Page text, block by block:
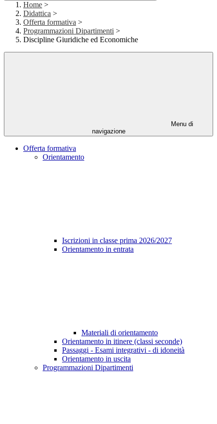
Home >
Didattica >
Offerta formativa >
Programmazioni Dipartimenti >
Discipline Giuridiche ed Economiche
Menu di
navigazione
Offerta formativa
Orientamento
Iscrizioni in classe prima 2026/2027
Orientamento in entrata
Materiali di orientamento
Orientamento in itinere (classi seconde)
Passaggi - Esami integrativi - di idoneità
Orientamento in uscita
Programmazioni Dipartimenti